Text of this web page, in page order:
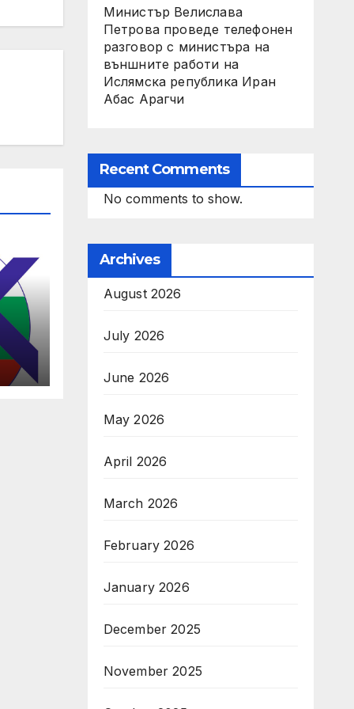
Министър Велислава
Петрова проведе телефонен
разговор с министъра на
външните работи на
Ислямска република Иран
Абас Арагчи
Recent Comments
No comments to show.
Archives
August 2026
July 2026
June 2026
May 2026
April 2026
March 2026
February 2026
January 2026
December 2025
November 2025